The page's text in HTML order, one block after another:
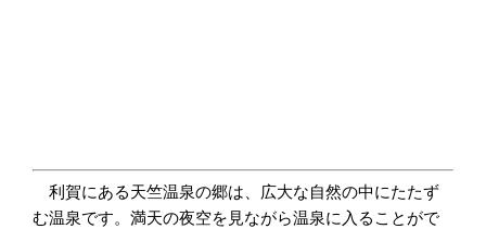
利賀にある天竺温泉の郷は、広大な自然の中にたたず
む温泉です。満天の夜空を見ながら温泉に入ることがで